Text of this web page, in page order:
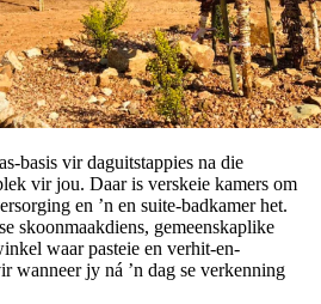
basis vir daguitstappies na die
vir jou. Daar is verskeie kamers om
en ’n en suite-badkamer het.
skoonmaakdiens, gemeenskaplike
waar pasteie en verhit-en-
wanneer jy ná ’n dag se verkenning